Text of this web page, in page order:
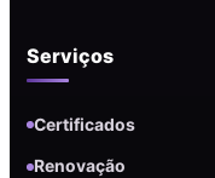
Serviços
Certificados
Renovação